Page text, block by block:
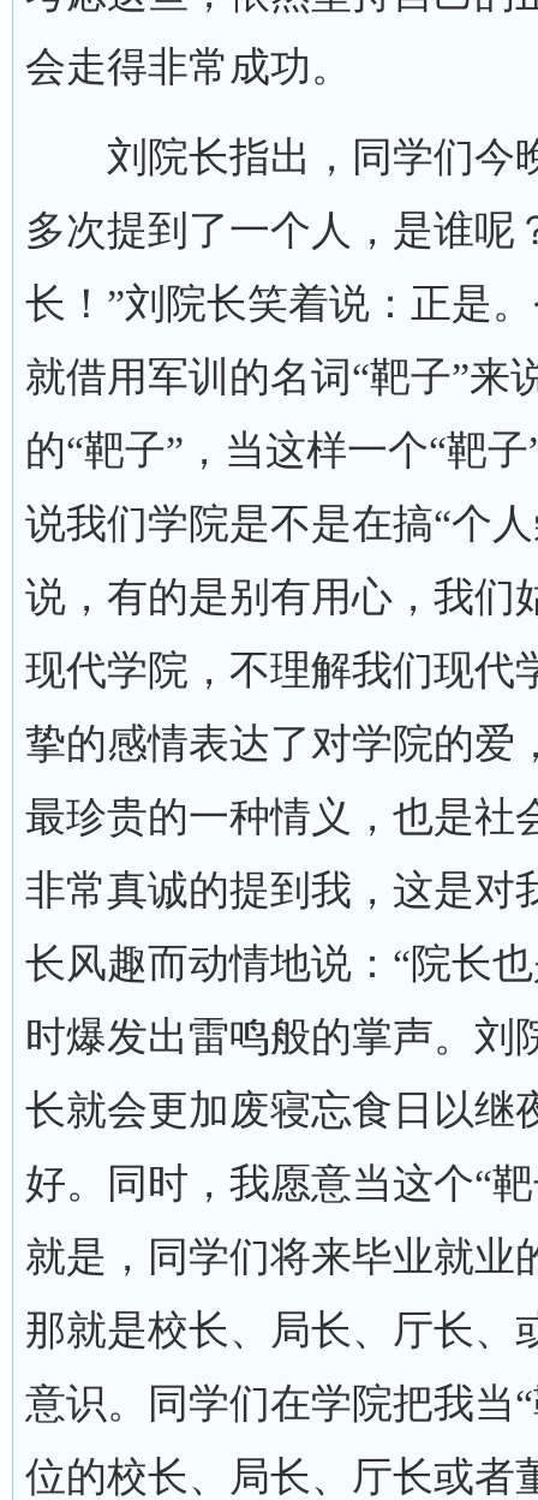
会走得非常成功。
刘院长指出，同学们今
多次提到了一个人，是谁呢
长！”刘院长笑着说：正是
就借用军训的名词“靶子”来
的“靶子”，当这样一个“靶
说我们学院是不是在搞“个
说，有的是别有用心，我们
现代学院，不理解我们现代
挚的感情表达了对学院的爱
最珍贵的一种情义，也是社
非常真诚的提到我，这是对
长风趣而动情地说：“院长
时爆发出雷鸣般的掌声。刘
长就会更加废寝忘食日以继
好。同时，我愿意当这个“
就是，同学们将来毕业就业
那就是校长、局长、厅长、
意识。同学们在学院把我当
位的校长、局长、厅长或者